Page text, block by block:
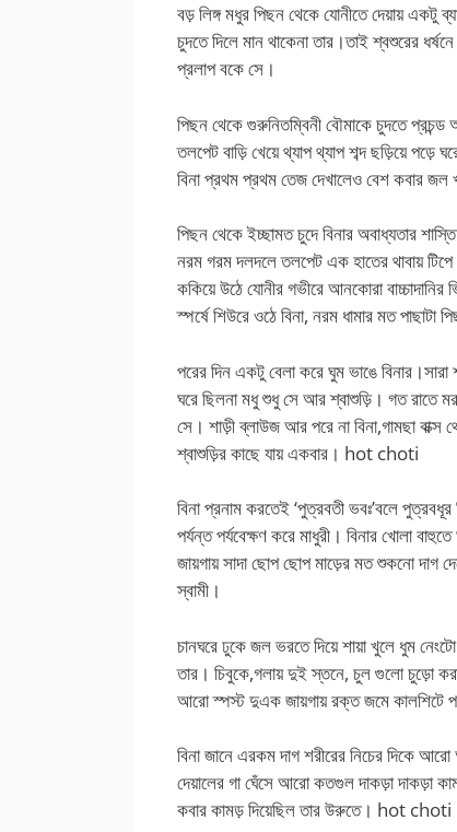
বড় লিঙ্গ মধুর পিছন থেকে যোনীতে দেয়ায় একটু
চুদতে দিলে মান থাকেনা তার।তাই শ্বশুরের
প্রলাপ বকে সে।
পিছন থেকে গুরুনিতম্বিনী বৌমাকে চুদতে
তলপেট বাড়ি খেয়ে থ্যাপ থ্যাপ শব্দ ছড়িয়ে পড়ে
বিনা প্রথম প্রথম তেজ দেখালেও বেশ কবার
পিছন থেকে ইচ্ছামত চুদে বিনার অবাধ্যতার
নরম গরম দলদলে তলপেট এক হাতের থাবায়
ককিয়ে উঠে যোনীর গভীরে আনকোরা
স্পর্ষে শিউরে ওঠে বিনা, নরম ধামার মত পাছাটা
পরের দিন একটু বেলা করে ঘুম ভাঙে
ঘরে ছিলনা মধু শুধু সে আর শ্বাশুড়ি। গত রাতে
সে। শাড়ী ব্লাউজ আর পরে না বিনা,গামছা বাক্স
শ্বাশুড়ির কাছে যায় একবার। hot choti
বিনা প্রনাম করতেই ‘পুত্রবতী ভবঃ’বলে পুত্রবধূর
পর্যন্ত পর্যবেক্ষণ করে মাধুরী। বিনার খোলা
জায়গায় সাদা ছোপ ছোপ মাড়ের মত শুকনো দাগ
স্বামী।
চানঘরে ঢুকে জল ভরতে দিয়ে শায়া খুলে ধুম
তার। চিবুকে,গলায় দুই স্তনে, চুল গুলো চুড়ো
আরো স্পস্ট দুএক জায়গায় রক্ত জমে কালশিটে
বিনা জানে এরকম দাগ শরীরের নিচের দিকে
দেয়ালের গা ঘেঁসে আরো কতগুল দাকড়া দাকড়া
কবার কামড় দিয়েছিল তার উরুতে। hot choti